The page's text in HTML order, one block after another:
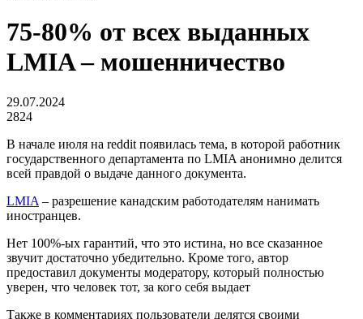
75-80% от всех выданных
LMIA – мошенничество
29.07.2024
2824
В начале июля на reddit появилась тема, в которой работник
государственного департамента по LMIA анонимно делится
всей правдой о выдаче данного документа.
LMIA – разрешение канадским работодателям нанимать
иностранцев.
Нет 100%-ых гарантий, что это истина, но все сказанное
звучит достаточно убедительно. Кроме того, автор
предоставил документы модератору, который полностью
уверен, что человек тот, за кого себя выдает
Также в комментариях пользователи делятся своими